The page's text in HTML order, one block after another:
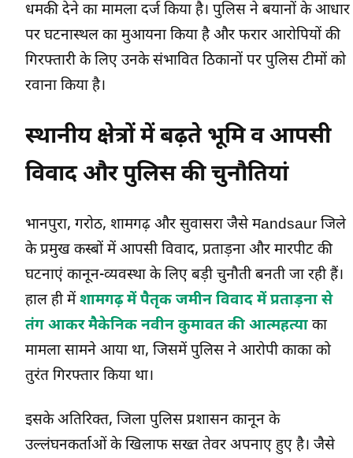
धमकी देने का मामला दर्ज किया है। पुलिस ने बयानों के आधार
पर घटनास्थल का मुआयना किया है और फरार आरोपियों की
गिरफ्तारी के लिए उनके संभावित ठिकानों पर पुलिस टीमों को
रवाना किया है।
स्थानीय क्षेत्रों में बढ़ते भूमि व आपसी
विवाद और पुलिस की चुनौतियां
भानपुरा, गरोठ, शामगढ़ और सुवासरा जैसे मandsaur जिले
के प्रमुख कस्बों में आपसी विवाद, प्रताड़ना और मारपीट की
घटनाएं कानून-व्यवस्था के लिए बड़ी चुनौती बनती जा रही हैं।
हाल ही मेंशामगढ़ में पैतृक जमीन विवाद में प्रताड़ना से
तंग आकर मैकेनिक नवीन कुमावत की आत्महत्या का
मामला सामने आया था, जिसमें पुलिस ने आरोपी काका को
तुरंत गिरफ्तार किया था।
इसके अतिरिक्त, जिला पुलिस प्रशासन कानून के
उल्लंघनकर्ताओं के खिलाफ सख्त तेवर अपनाए हुए है। जैसे